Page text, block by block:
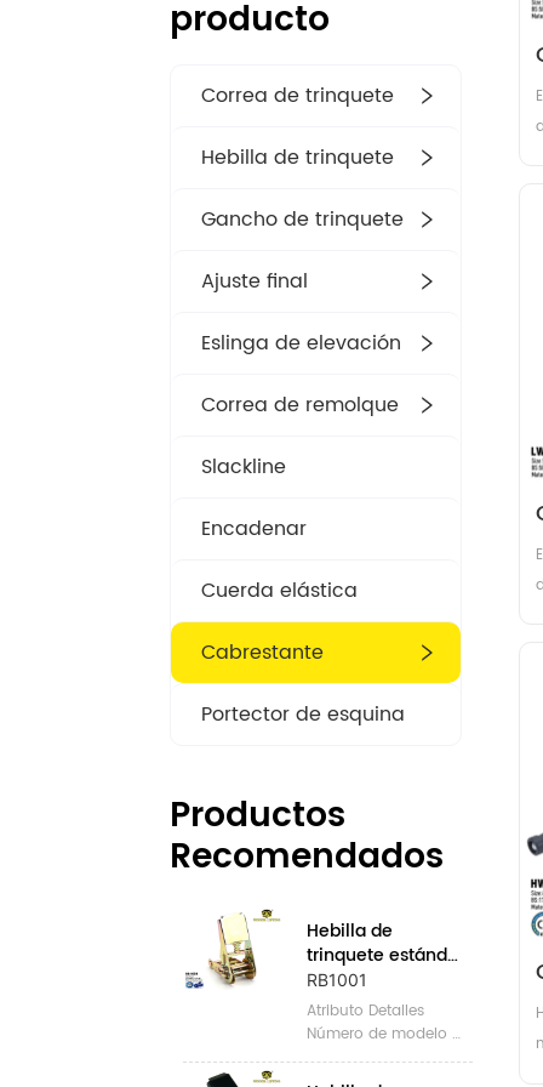
producto
Correa de trinquete
Hebilla de trinquete
Gancho de trinquete
Ajuste final
Eslinga de elevación
Correa de remolque
Slackline
Encadenar
Cuerda elástica
Cabrestante
Portector de esquina
Productos
Recomendados
Hebilla de
trinquete estándar
de 1 "
RB1001
Atributo Detalles
Número de modelo
RB1001 Lugar de
origen Zhejiang,